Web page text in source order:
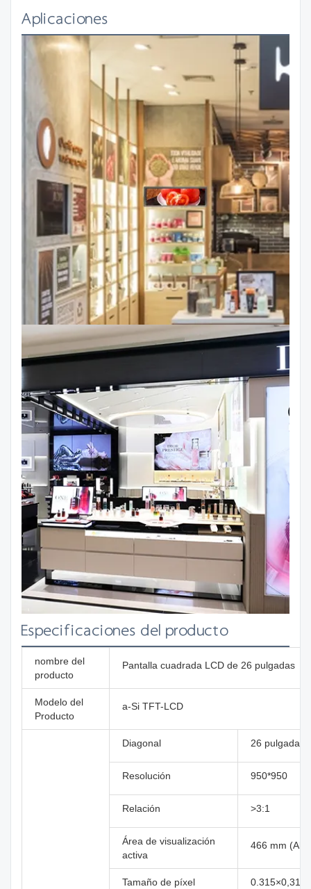
Aplicaciones
Especificaciones del producto
nombre del
producto
Pantalla cuadrada LCD de 26 pulgadas
Modelo del
Producto
a-Si TFT-LCD
Diagonal 26 pulgadas
Resolución 950*950
Relación >3:1
Área de visualización
activa
466 mm
Tamaño de píxel 0.315×0,315